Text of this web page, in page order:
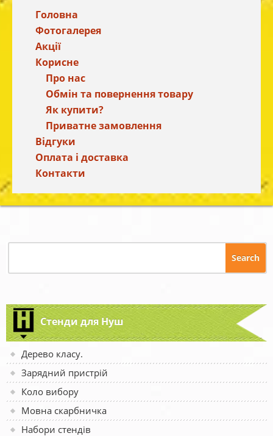
Головна
Фотогалерея
Акції
Корисне
Про нас
Обмін та повернення товару
Як купити?
Приватне замовлення
Відгуки
Оплата і доставка
Контакти
Стенди для Нуш
Дерево класу.
Зарядний пристрій
Коло вибору
Мовна скарбничка
Набори стендів